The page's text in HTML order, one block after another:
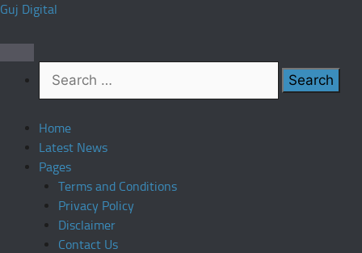
Skip
content
Guj Digital
for:
Home
Latest News
Pages
Terms and Conditions
Privacy Policy
Disclaimer
Contact Us